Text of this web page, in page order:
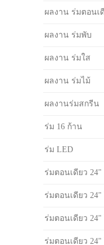
ผลงาน ร่มตอนเ
ผลงาน ร่มพับ
ผลงาน ร่มใส
ผลงาน ร่มไม้
ผลงานร่มสกรีน
ร่ม 16 ก้าน
ร่ม LED
ร่มตอนเดียว 24"
ร่มตอนเดียว 24"
ร่มตอนเดียว 24"
ร่มตอนเดียว 24"